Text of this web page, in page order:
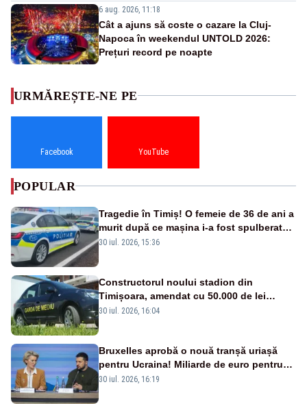
6 aug. 2026, 11:18
Cât a ajuns să coste o cazare la Cluj-
Napoca în weekendul UNTOLD 2026:
Prețuri record pe noapte
URMĂREȘTE-NE PE
Facebook YouTube
POPULAR
Tragedie în Timiș! O femeie de 36 de ani a
murit după ce mașina i-a fost spulberată
de tren
30 iul. 2026, 15:36
Constructorul noului stadion din
Timișoara, amendat cu 50.000 de lei
pentru peste 700 de tone de deșeuri
30 iul. 2026, 16:04
Bruxelles aprobă o nouă tranșă uriașă
pentru Ucraina! Miliarde de euro pentru
armament și apărare
30 iul. 2026, 16:19